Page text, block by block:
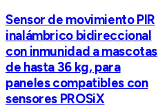
Sensor de movimiento PIR
inalámbrico bidireccional
con inmunidad a mascotas
de hasta 36 kg, para
paneles compatibles con
sensores PROSiX